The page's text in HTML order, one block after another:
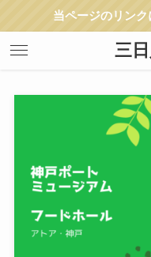
当ページのリンク
三